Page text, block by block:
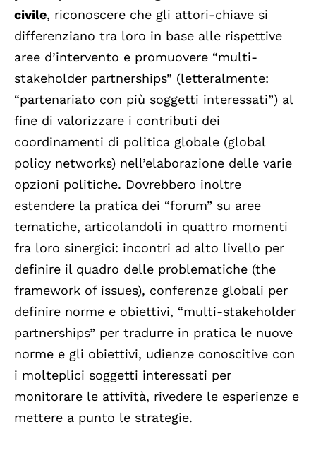
civile, riconoscere che gli attori-chiave si
differenziano tra loro in base alle rispettive
aree d’intervento e promuovere “multi-
stakeholder partnerships” (letteralmente:
“partenariato con più soggetti interessati”) al
fine di valorizzare i contributi dei
coordinamenti di politica globale (global
policy networks) nell’elaborazione delle varie
opzioni politiche. Dovrebbero inoltre
estendere la pratica dei “forum” su aree
tematiche, articolandoli in quattro momenti
fra loro sinergici: incontri ad alto livello per
definire il quadro delle problematiche (the
framework of issues), conferenze globali per
definire norme e obiettivi, “multi-stakeholder
partnerships” per tradurre in pratica le nuove
norme e gli obiettivi, udienze conoscitive con
i molteplici soggetti interessati per
monitorare le attività, rivedere le esperienze e
mettere a punto le strategie.